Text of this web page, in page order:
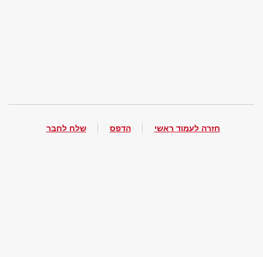
חזרה לעמוד ראשי הדפס שלח לחבר